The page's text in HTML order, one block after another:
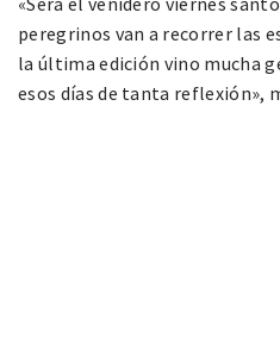
peregrinos van a recorrer las
la última edición vino mucha
esos días de tanta reflexión»,